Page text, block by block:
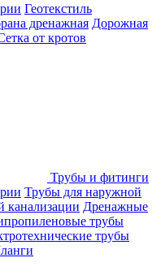
Геотекстиль
дренажная Дорожная
от кротов
Трубы и фитинги
Трубы для наружной
канализации Дренажные
трубы
трубы